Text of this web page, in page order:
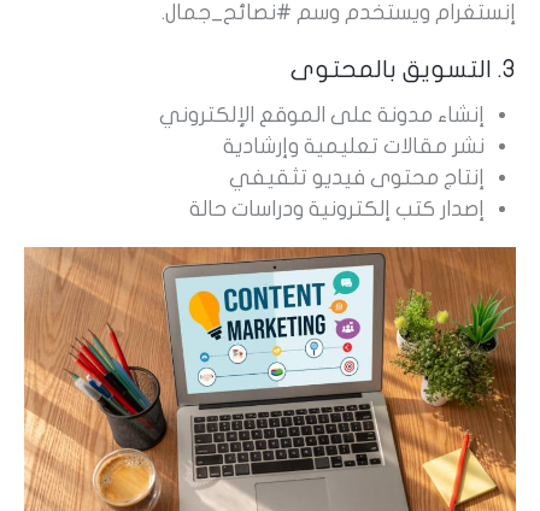
إنستغرام ويستخدم وسم #نصائح_جمال.
3. التسويق بالمحتوى
إنشاء مدونة على الموقع الإلكتروني
نشر مقالات تعليمية وإرشادية
إنتاج محتوى فيديو تثقيفي
إصدار كتب إلكترونية ودراسات حالة